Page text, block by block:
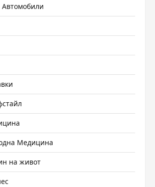
Автомобили
Медицина
на живот